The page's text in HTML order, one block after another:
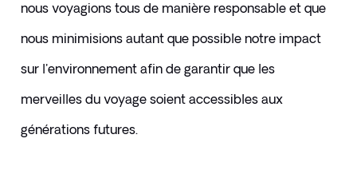
nous voyagions tous de manière responsable et que
nous minimisions autant que possible notre impact
sur l'environnement afin de garantir que les
merveilles du voyage soient accessibles aux
générations futures.